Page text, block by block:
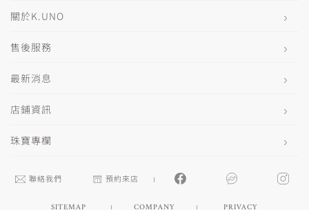
關於K.UNO
售後服務
最新消息
店鋪資訊
珠寶專欄
聯絡我們 預約來店